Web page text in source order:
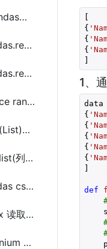
Python中Pandas通过read_sql方法从Mysql或Oracle数据库中读取数据帧(DataFrame)
Python pandas.read_sql_query() 使用示例(demo)代码
Python pandas.read_sql_query()常用操作方法代码
Python choice random 随机将字符串中的字母转大写
Python 列表(List)中相同值的元素计数(defaultdict和Counter)
Python 获取list(列表)前n个不重复元素
Python Pandas csv文件中分隔符统计计数
Python Linux 读取umask(线程安全)
Python Selenium 将网页另存下载(包含资源文件(js,css,图片等))
[
{
{
{
1、
{
{
{
{
{
]
def